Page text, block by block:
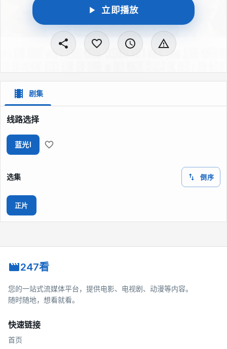
立即播放
剧集
线路选择
蓝光I
选集 倒序
正片
247看
您的一站式流媒体平台，提供电影、电视剧、动漫等内容。
随时随地，想看就看。
快速链接
首页